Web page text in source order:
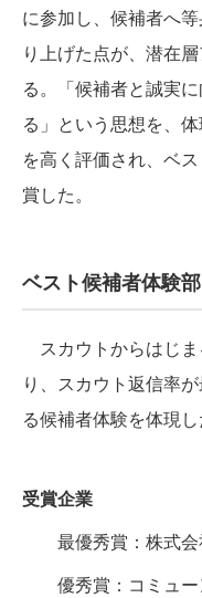
に参加し、候補者へ
り上げた点が、潜在
る。「候補者と誠実
る」という思想を、
を高く評価され、ベ
賞した。
ベスト候補者体験
スカウトからはじ
り、スカウト返信率
る候補者体験を体現
受賞企業
最優秀賞：株式
優秀賞：コミュ